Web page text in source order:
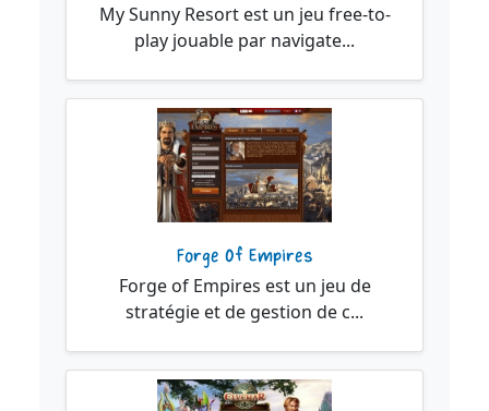
My Sunny Resort est un jeu free-to-
play jouable par navigate...
Forge Of Empires
Forge of Empires est un jeu de
stratégie et de gestion de c...